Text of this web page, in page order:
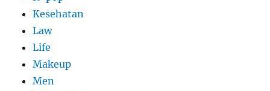
Kesehatan
Law
Life
Makeup
Men